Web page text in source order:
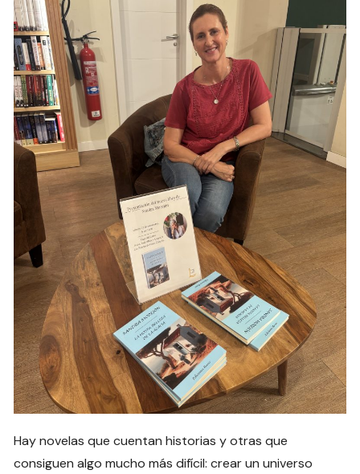
Hay novelas que cuentan historias y otras que
consiguen algo mucho más difícil: crear un universo